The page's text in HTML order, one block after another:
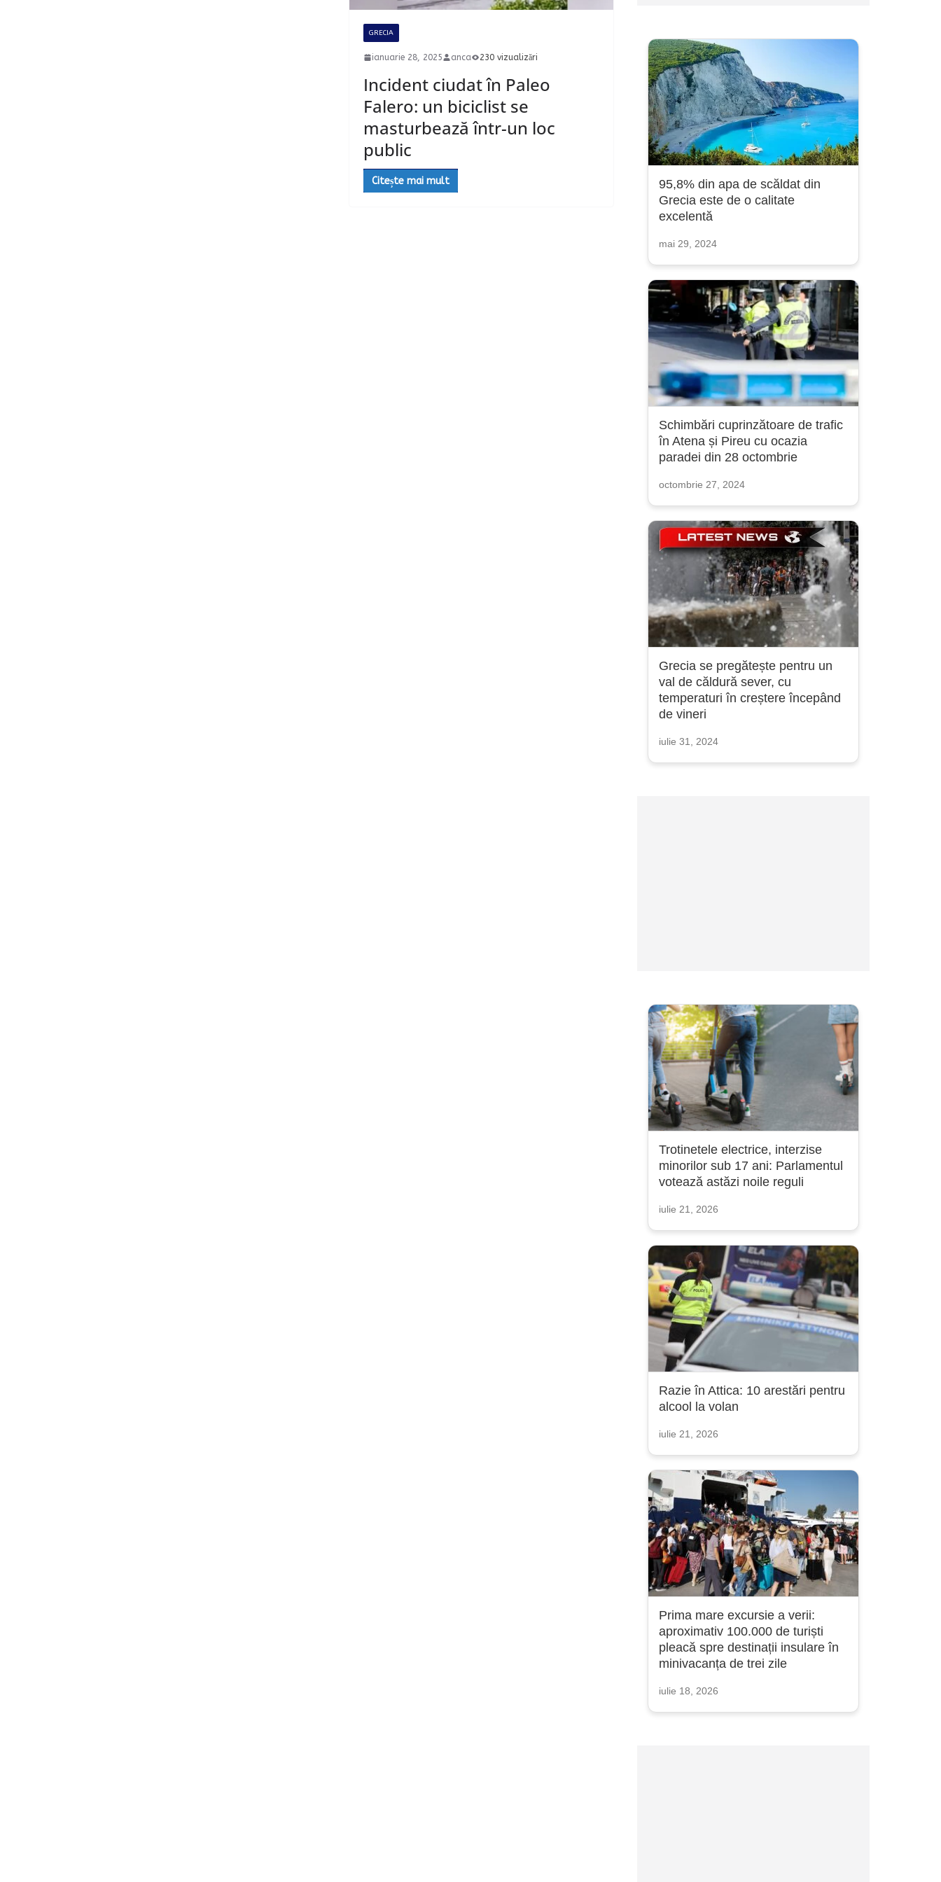
GRECIA
ianuarie 28, 2025 anca 230 vizualizări
Incident ciudat în Paleo
Falero: un biciclist se
masturbează într-un loc
public
Citește mai mult
95,8% din apa de scăldat din
Grecia este de o calitate
excelentă
mai 29, 2024
Schimbări cuprinzătoare de trafic
în Atena și Pireu cu ocazia
paradei din 28 octombrie
octombrie 27, 2024
Grecia se pregătește pentru un
val de căldură sever, cu
temperaturi în creștere începând
de vineri
iulie 31, 2024
Trotinetele electrice, interzise
minorilor sub 17 ani: Parlamentul
votează astăzi noile reguli
iulie 21, 2026
Razie în Attica: 10 arestări pentru
alcool la volan
iulie 21, 2026
Prima mare excursie a verii:
aproximativ 100.000 de turiști
pleacă spre destinații insulare în
minivacanța de trei zile
iulie 18, 2026